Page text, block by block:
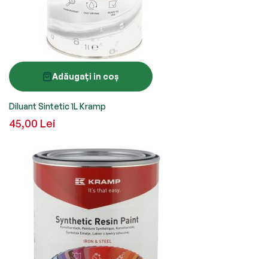
Adăugați in coș
Diluant Sintetic 1L Kramp
45,00 Lei